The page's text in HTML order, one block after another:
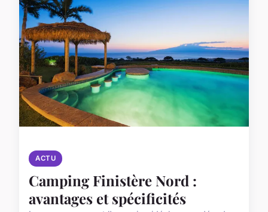
ACTU
Camping Finistère Nord :
avantages et spécificités